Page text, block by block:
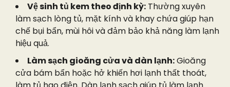
Vệ sinh tủ kem theo định kỳ: Thường xuyên
làm sạch lòng tủ, mặt kính và khay chứa giúp hạn
chế bụi bẩn, mùi hôi và đảm bảo khả năng làm lạnh
hiệu quả.
Làm sạch gioăng cửa và dàn lạnh:Gioăng
cửa bám bẩn hoặc hở khiến hơi lạnh thất thoát,